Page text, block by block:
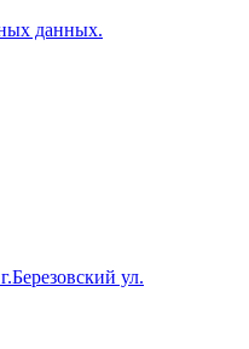
данных.
ул.